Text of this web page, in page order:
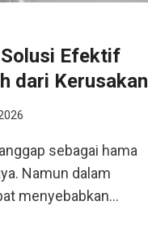
Efektif
dari Kerusakan
sebagai hama
Namun dalam
menyebabkan…